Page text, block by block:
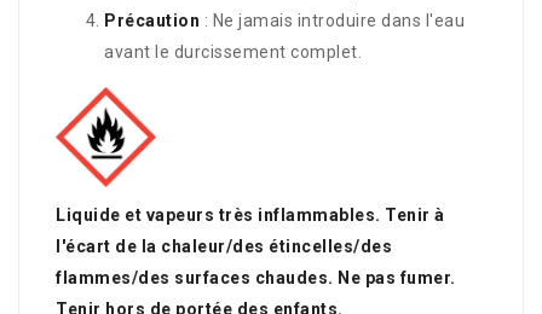
Précaution : Ne jamais introduire dans l'eau
avant le durcissement complet.
Liquide et vapeurs très inflammables. Tenir à
l'écart de la chaleur/des étincelles/des
flammes/des surfaces chaudes. Ne pas fumer.
Tenir hors de portée des enfants.